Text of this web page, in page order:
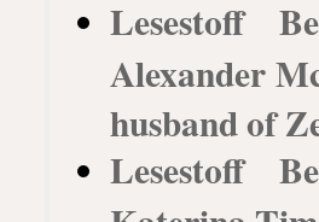
Lesestoff
Alexander
husband of
Lesestoff